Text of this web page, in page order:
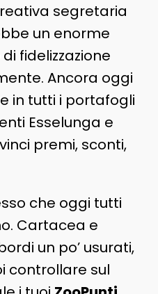
segretaria
un enorme
fidelizzazione
Ancora oggi
in tutti i portafogli
Esselunga e
premi, sconti,
che oggi tutti
Cartacea e
un po’ usurati,
controllare sul